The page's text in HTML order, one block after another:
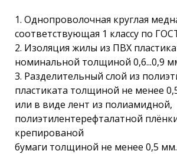
1. Однопроволочная круглая
соответствующая 1 классу по
2. Изоляция жилы из ПВХ
номинальной толщиной 0,6...0,9
3. Разделительный слой из
пластиката толщиной не менее
или в виде лент из полиамидной,
полиэтилентерефталатной
крепированой
бумаги толщиной не менее 0,5 мм.